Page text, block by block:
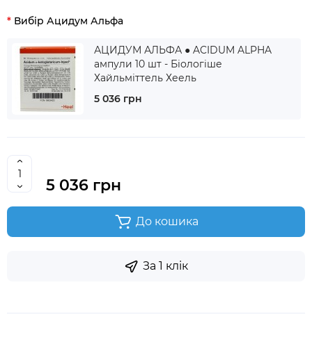
Вибір Ацидум Альфа
АЦИДУМ АЛЬФА ● ACIDUM ALPHA
ампули 10 шт - Біологіше
Хайльміттель Хеель
5 036 грн
5 036 грн
До кошика
За 1 клік